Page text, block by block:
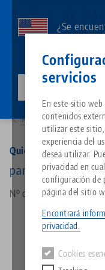
servicios
En este sitio
contenidos
utilizar este sitio,
experiencia del
desea utilizar.
privacidad en
configuración de
página del sitio
Encontrará
privacidad.
Cookies
contenido
¿Se
de su país.
Productos
Lo sentimos. No hemos
Ir a la página del producto
Search
Descargas
Breadcrumb
Resumen de
Quick•Point® 96,
para placa de
Nº de artículo 45996